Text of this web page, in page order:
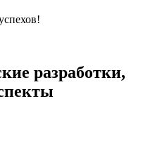
разработки,